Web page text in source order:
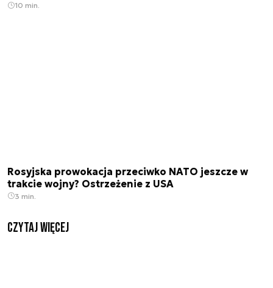
10 min.
Rosyjska prowokacja przeciwko NATO jeszcze w
trakcie wojny? Ostrzeżenie z USA
3 min.
czytaj więcej